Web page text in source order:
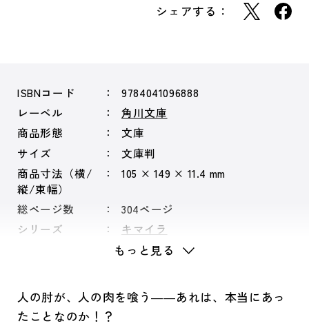
シェアする：
ISBNコード
9784041096888
レーベル
角川文庫
商品形態
文庫
サイズ
文庫判
商品寸法（横/
縦/束幅）
105 × 149 × 11.4 mm
総ページ数
304ページ
シリーズ
キマイラ
もっと見る
人の肘が、人の肉を喰う――あれは、本当にあっ
たことなのか！？